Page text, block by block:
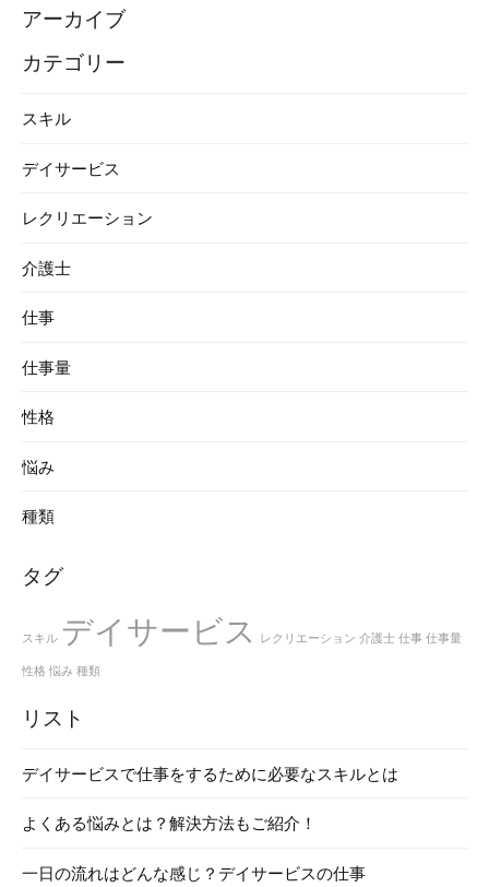
アーカイブ
カテゴリー
スキル
デイサービス
レクリエーション
介護士
仕事
仕事量
性格
悩み
種類
タグ
スキル デイサービス レクリエーション 介護士 仕事 仕事量
性格 悩み 種類
リスト
デイサービスで仕事をするために必要なスキルとは
よくある悩みとは？解決方法もご紹介！
一日の流れはどんな感じ？デイサービスの仕事